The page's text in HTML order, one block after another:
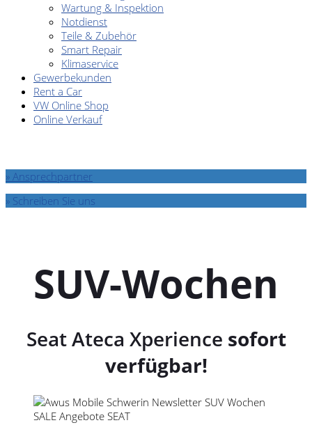
Wartung & Inspektion
Notdienst
Teile & Zubehör
Smart Repair
Klimaservice
Gewerbekunden
Rent a Car
VW Online Shop
Online Verkauf
» Ansprechpartner
» Schreiben Sie uns
SUV-Wochen
Seat Ateca Xperience sofort
verfügbar!